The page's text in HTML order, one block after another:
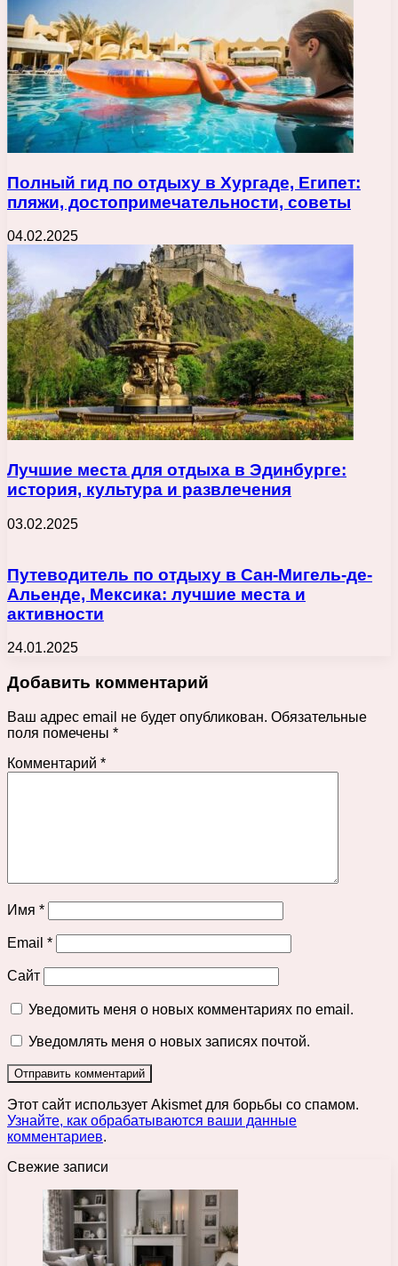
Полный гид по отдыху в Хургаде, Египет:
пляжи, достопримечательности, советы
04.02.2025
Лучшие места для отдыха в Эдинбурге:
история, культура и развлечения
03.02.2025
Путеводитель по отдыху в Сан-Мигель-де-
Альенде, Мексика: лучшие места и
активности
24.01.2025
Добавить комментарий
Ваш адрес email не будет опубликован. Обязательные
поля помечены *
Комментарий *
Имя *
Email *
Сайт
Уведомить меня о новых комментариях по email.
Уведомлять меня о новых записях почтой.
Этот сайт использует Akismet для борьбы со спамом.
Узнайте, как обрабатываются ваши данные
комментариев.
Свежие записи